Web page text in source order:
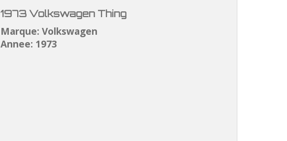
1973 Volkswagen Thing
Marque: Volkswagen
Annee: 1973